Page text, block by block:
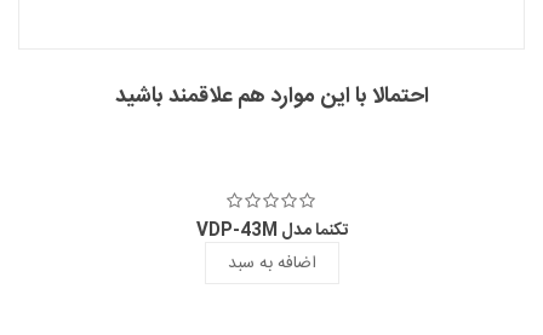
احتمالا با این موارد هم علاقمند باشید
تکنما مدل VDP-43M
اضافه به سبد